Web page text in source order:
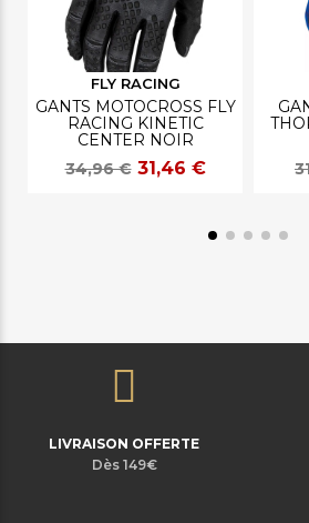
FLY RACING
GANTS MOTOCROSS FLY
RACING KINETIC
CENTER NOIR
34,96 € 31,46 €
LIVRAISON OFFERTE
Dès 149€